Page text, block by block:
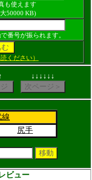
も使えます
50000 KB)
番号が振られます。
ください）
↓↓↓↓↓↓
線
尻手
ビュー